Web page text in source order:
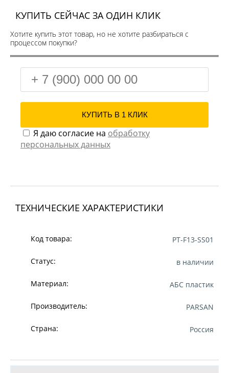
КУПИТЬ СЕЙЧАС ЗА ОДИН КЛИК
Хотите купить этот товар, но не хотите разбираться с
процессом покупки?
Я даю согласие на обработку
персональных данных
ТЕХНИЧЕСКИЕ ХАРАКТЕРИСТИКИ
Код товара: PT-F13-SS01
Статус: в наличии
Материал: АБС пластик
Производитель: PARSAN
Страна: Россия